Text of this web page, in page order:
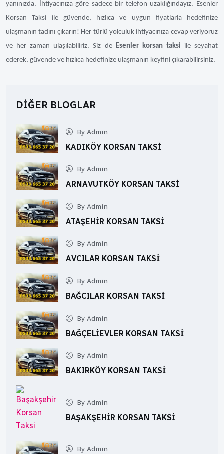
yanınızda. İhtiyacınıza göre sadece bir telefon uzaklığındayız. Esenler
Korsan Taksi ile güvende, hızlıca ve uygun fiyatlarla hedefinize
ulaşmanın tadını çıkarın! Her türlü yolculuk ihtiyacınıza cevap veriyoruz
ve her zaman ulaşılabiliriz. Siz de Esenler korsan taksi ile seyahat
ederek, güvende ve hızlıca hedefinize ulaşmanın keyfini çıkarabilirsiniz.
DIĞER BLOGLAR
By Admin
KADIKÖY KORSAN TAKSI
By Admin
ARNAVUTKÖY KORSAN TAKSI
By Admin
ATAŞEHIR KORSAN TAKSI
By Admin
AVCILAR KORSAN TAKSI
By Admin
BAĞCILAR KORSAN TAKSI
By Admin
BAĞÇELIEVLER KORSAN TAKSI
By Admin
BAKIRKÖY KORSAN TAKSI
By Admin
BAŞAKŞEHIR KORSAN TAKSI
By Admin